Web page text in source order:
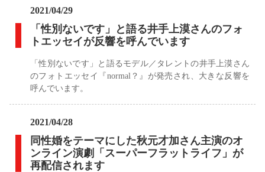
2021/04/29
「性別ないです」と語る井手上漠さんのフォ
トエッセイが反響を呼んでいます
「性別ないです」と語るモデル／タレントの井手上漠さん
のフォトエッセイ『normal？』が発売され、大きな反響を
呼んでいます。
2021/04/28
同性婚をテーマにした秋元才加さん主演のオ
ンライン演劇「スーパーフラットライフ」が
再配信されます